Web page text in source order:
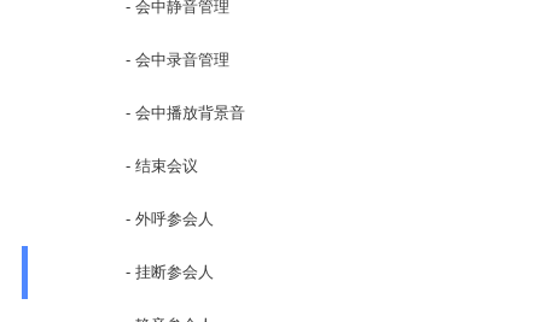
- 会中静音管理
- 会中录音管理
- 会中播放背景音
- 结束会议
- 外呼参会人
- 挂断参会人